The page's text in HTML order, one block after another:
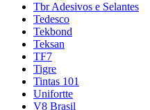
Tbr Adesivos e Selantes
Tedesco
Tekbond
Teksan
TF7
Tigre
Tintas 101
Unifortte
V8 Brasil